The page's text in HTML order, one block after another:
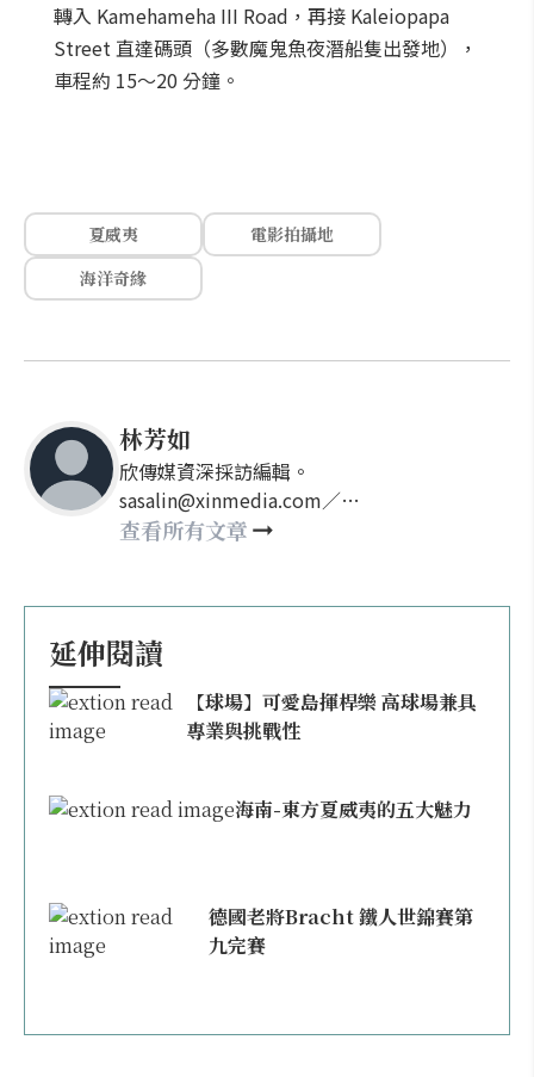
轉入 Kamehameha III Road，再接 Kaleiopapa
Street 直達碼頭（多數魔鬼魚夜潛船隻出發地），
車程約 15～20 分鐘。
夏威夷
電影拍攝地
海洋奇緣
林芳如
欣傳媒資深採訪編輯。
sasalin@xinmedia.com／
happy21917@gmail.com
查看所有文章
延伸閱讀
【球場】可愛島揮桿樂 高球場兼具
專業與挑戰性
海南-東方夏威夷的五大魅力
德國老將Bracht 鐵人世錦賽第
九完賽